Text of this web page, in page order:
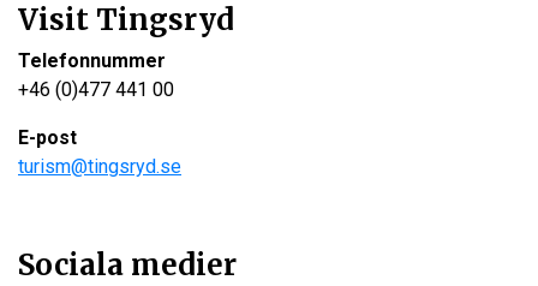
Visit Tingsryd
Telefonnummer
+46 (0)477 441 00
E-post
turism@tingsryd.se
Sociala medier